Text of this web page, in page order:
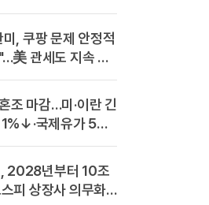
, 쿠팡 문제 안정적
美 관세도 지속 협
조 마감…미·이란 긴
국제유가 5%
2028년부터 10조
피 상장사 의무화…